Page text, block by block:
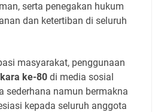
serta penegakan hukum
dan ketertiban di seluruh
masyarakat, penggunaan
ke-80 di media sosial
sederhana namun bermakna
kepada seluruh anggota